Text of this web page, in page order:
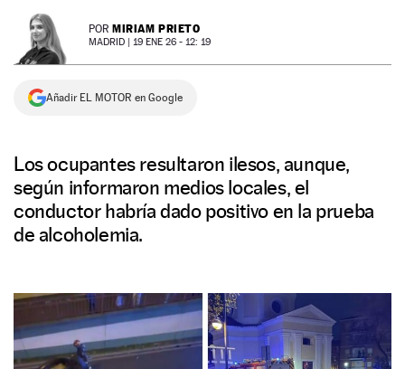
NEWSLETTER POR MIRIAM PRIETO
MADRID | 19 ENE 26 - 12: 19
Añadir EL MOTOR en Google
Los ocupantes resultaron ilesos, aunque,
según informaron medios locales, el
conductor habría dado positivo en la prueba
de alcoholemia.